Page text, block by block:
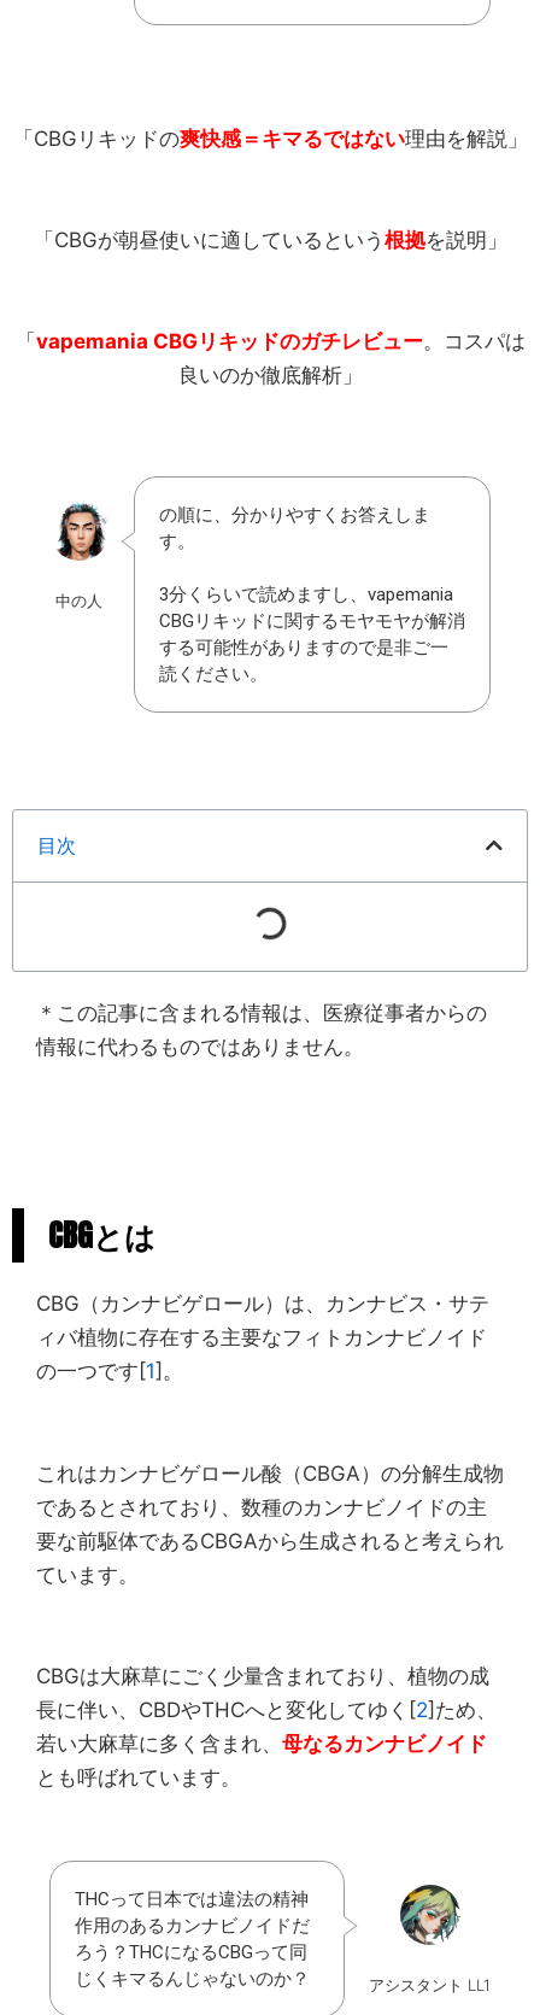
「CBGリキッドの爽快感＝キマるではない理由を解説」
「CBGが朝昼使いに適しているという 根拠を説明」
「vapemania CBGリキッドのガチレビュー。コスパは
良いのか徹底解析」
の順に、分かりやすくお答えしま
す。
3分くらいで読めますし、vapemania
CBGリキッドに関するモヤモヤが解消
する可能性がありますので是非ご一
読ください。
中の人
目次
＊この記事に含まれる情報は、医療従事者からの
情報に代わるものではありません。
CBGとは
CBG（カンナビゲロール）は、カンナビス・サテ
ィバ植物に存在する主要なフィトカンナビノイド
の一つです[1]。
これはカンナビゲロール酸（CBGA）の分解生成物
であるとされており、数種のカンナビノイドの主
要な前駆体であるCBGAから生成されると考えられ
ています。
CBGは大麻草にごく少量含まれており、植物の成
長に伴い、CBDやTHCへと変化してゆく[2]ため、
若い大麻草に多く含まれ、 母なるカンナビノイド
とも呼ばれています。
THCって日本では違法の精神
作用のあるカンナビノイドだ
ろう？THCになるCBGって同
じくキマるんじゃないのか？
アシスタント LL1